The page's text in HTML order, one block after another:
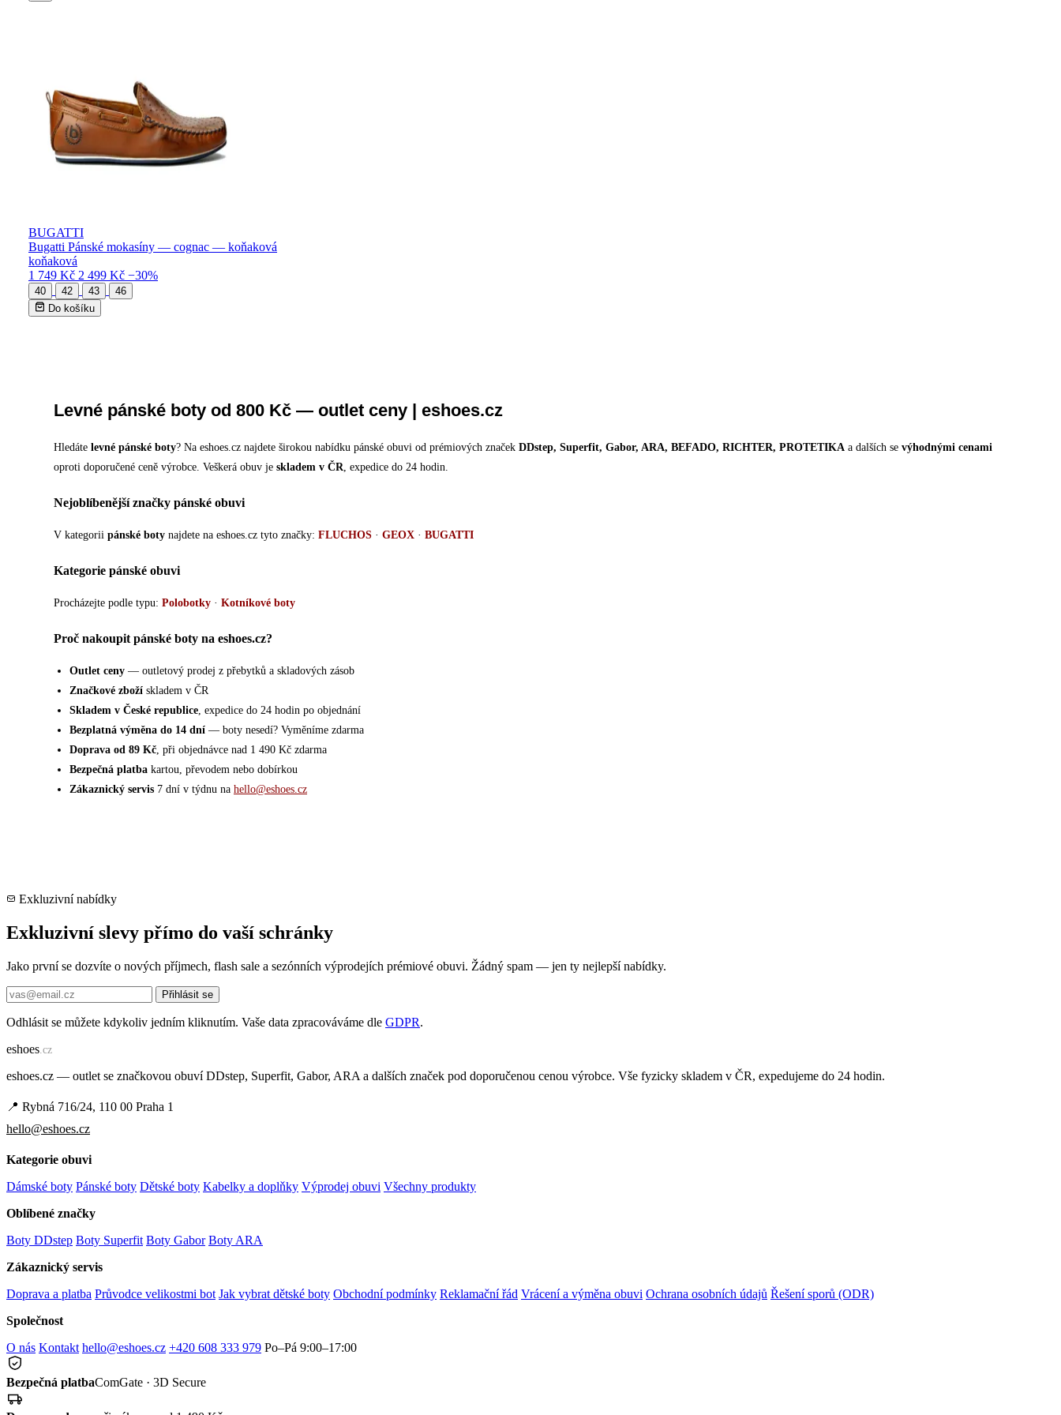
BUGATTI
Bugatti Pánské mokasíny — cognac — koňaková
koňaková
1 749 Kč 2 499 Kč −30%
40 42 43
46
Do košíku
Levné pánské boty od 800 Kč — outlet ceny | eshoes.cz
Hledáte levné pánské boty? Na eshoes.cz najdete širokou nabídku pánské obuvi od prémiových značek DDstep, Superfit, Gabor, ARA, BEFADO, RICHTER, PROTETIKA a dalších se výhodnými cenami
oproti doporučené ceně výrobce. Veškerá obuv je skladem v ČR , expedice do 24 hodin.
Nejoblíbenější značky pánské obuvi
V kategorii pánské boty najdete na eshoes.cz tyto značky: FLUCHOS · GEOX · BUGATTI
Kategorie pánské obuvi
Procházejte podle typu: Polobotky · Kotníkové boty
Proč nakoupit pánské boty na eshoes.cz?
Outlet ceny — outletový prodej z přebytků a skladových zásob
Značkové zboží skladem v ČR
Skladem v České republice , expedice do 24 hodin po objednání
Bezplatná výměna do 14 dní — boty nesedí? Vyměníme zdarma
Doprava od 89 Kč , při objednávce nad 1 490 Kč zdarma
Bezpečná platba kartou, převodem nebo dobírkou
Zákaznický servis 7 dní v týdnu na hello@eshoes.cz
Exkluzivní nabídky
Exkluzivní slevy přímo do vaší schránky
Jako první se dozvíte o nových příjmech, flash sale a sezónních výprodejích prémiové obuvi. Žádný spam — jen ty nejlepší nabídky.
Přihlásit se
Odhlásit se můžete kdykoliv jedním kliknutím. Vaše data zpracováváme dle GDPR.
eshoes .cz
eshoes.cz — outlet se značkovou obuví DDstep, Superfit, Gabor, ARA a dalších značek pod doporučenou cenou výrobce. Vše fyzicky skladem v ČR, expedujeme do 24 hodin.
📍 Rybná 716/24, 110 00 Praha 1
hello@eshoes.cz
Kategorie obuvi
Dámské boty Pánské boty Dětské boty Kabelky a doplňky Výprodej obuvi Všechny produkty
Oblíbené značky
Boty DDstep Boty Superfit Boty Gabor Boty ARA
Zákaznický servis
Doprava a platba Průvodce velikostmi bot Jak vybrat dětské boty Obchodní podmínky Reklamační řád Vrácení a výměna obuvi Ochrana osobních údajů Řešení sporů (ODR)
Společnost
O nás Kontakt hello@eshoes.cz +420 608 333 979 Po–Pá 9:00–17:00
Bezpečná platbaComGate · 3D Secure